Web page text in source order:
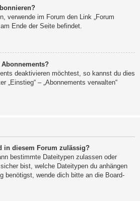
verwende im Forum den Link „Forum
Ende der Seite befindet.
deaktivieren möchtest, so kannst du dies
„Einstieg“ – „Abonnements verwalten“
in diesem Forum zulässig?
bestimmte Dateitypen zulassen oder
bist, welche Dateitypen du anhängen
benötigst, wende dich bitte an die Board-